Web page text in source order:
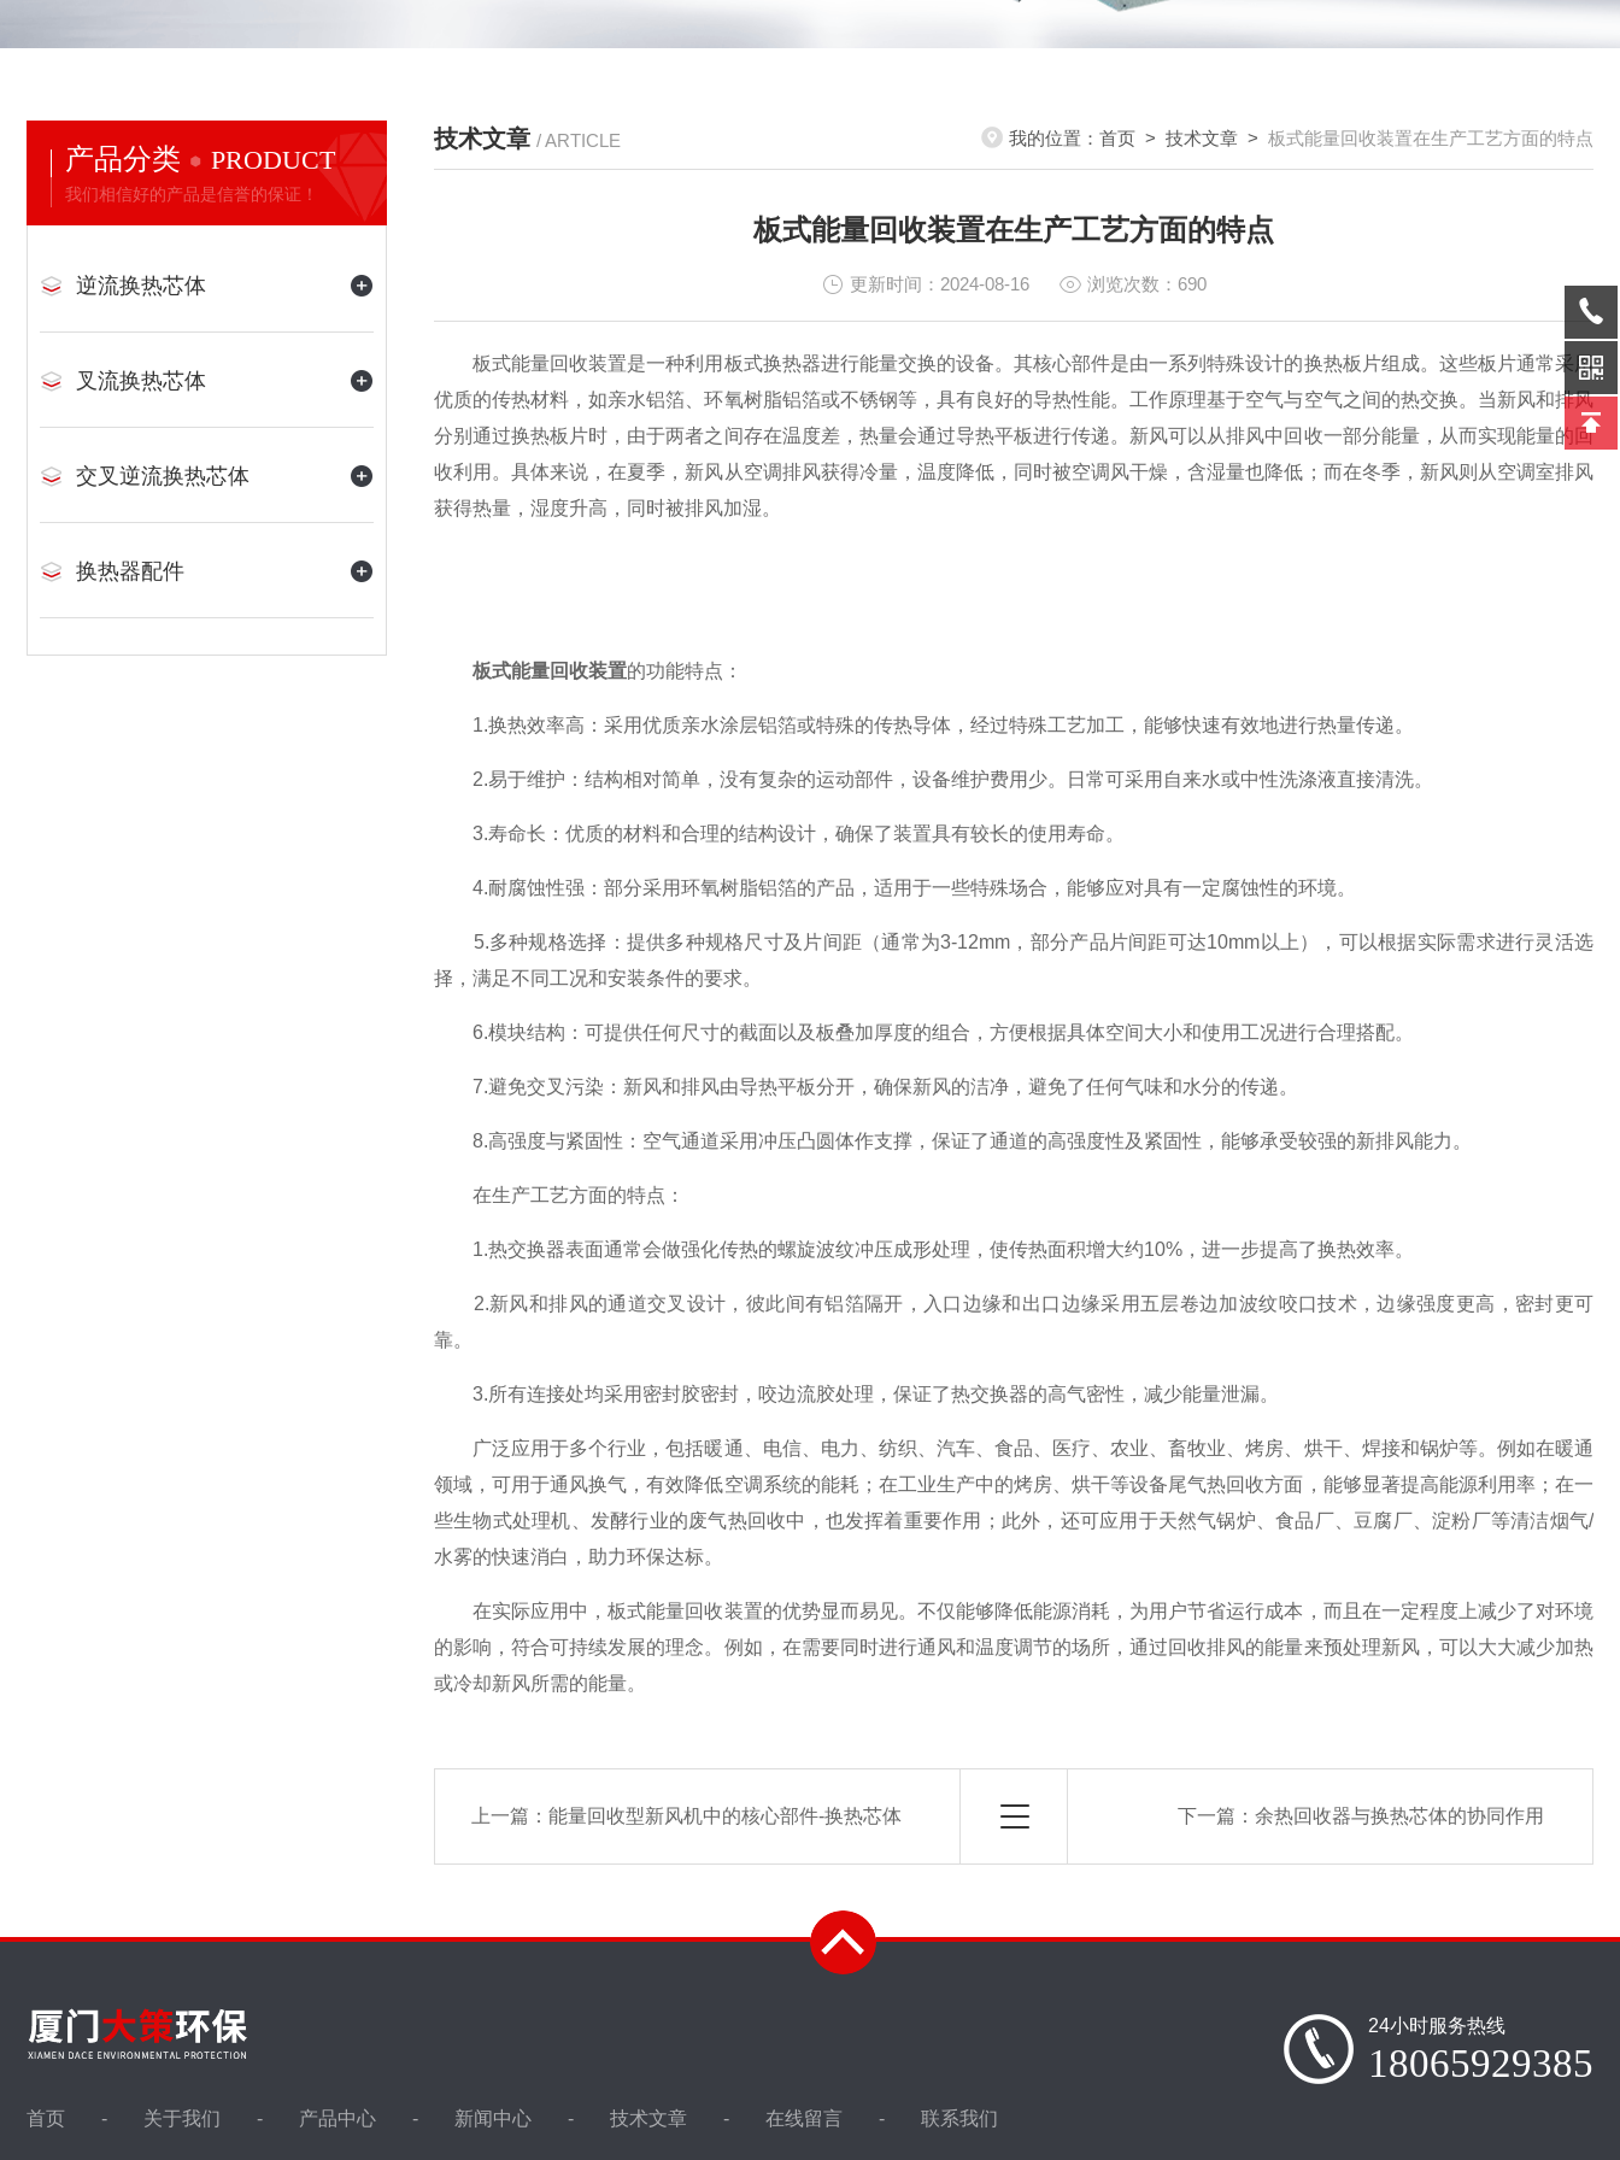
产品分类 PRODUCT
我们相信好的产品是信誉的保证！
逆流换热芯体
叉流换热芯体
交叉逆流换热芯体
换热器配件
技术文章 / ARTICLE 我的位置： 首页 > 技术文章 > 板式能量回收装置在生产工艺方面的特点
板式能量回收装置在生产工艺方面的特点
更新时间：2024-08-16 浏览次数：690
板式能量回收装置是一种利用板式换热器进行能量交换的设备。其核心部件是由一系列特殊设计的换热板片组成。这些板片通常采用
优质的传热材料，如亲水铝箔、环氧树脂铝箔或不锈钢等，具有良好的导热性能。工作原理基于空气与空气之间的热交换。当新风和排风
分别通过换热板片时，由于两者之间存在温度差，热量会通过导热平板进行传递。新风可以从排风中回收一部分能量，从而实现能量的回
收利用。具体来说，在夏季，新风从空调排风获得冷量，温度降低，同时被空调风干燥，含湿量也降低；而在冬季，新风则从空调室排风
获得热量，湿度升高，同时被排风加湿。
板式能量回收装置的功能特点：
1.换热效率高：采用优质亲水涂层铝箔或特殊的传热导体，经过特殊工艺加工，能够快速有效地进行热量传递。
2.易于维护：结构相对简单，没有复杂的运动部件，设备维护费用少。日常可采用自来水或中性洗涤液直接清洗。
3.寿命长：优质的材料和合理的结构设计，确保了装置具有较长的使用寿命。
4.耐腐蚀性强：部分采用环氧树脂铝箔的产品，适用于一些特殊场合，能够应对具有一定腐蚀性的环境。
5.多种规格选择：提供多种规格尺寸及片间距（通常为3-12mm，部分产品片间距可达10mm以上），可以根据实际需求进行灵活选
择，满足不同工况和安装条件的要求。
6.模块结构：可提供任何尺寸的截面以及板叠加厚度的组合，方便根据具体空间大小和使用工况进行合理搭配。
7.避免交叉污染：新风和排风由导热平板分开，确保新风的洁净，避免了任何气味和水分的传递。
8.高强度与紧固性：空气通道采用冲压凸圆体作支撑，保证了通道的高强度性及紧固性，能够承受较强的新排风能力。
在生产工艺方面的特点：
1.热交换器表面通常会做强化传热的螺旋波纹冲压成形处理，使传热面积增大约10%，进一步提高了换热效率。
2.新风和排风的通道交叉设计，彼此间有铝箔隔开，入口边缘和出口边缘采用五层卷边加波纹咬口技术，边缘强度更高，密封更可
靠。
3.所有连接处均采用密封胶密封，咬边流胶处理，保证了热交换器的高气密性，减少能量泄漏。
广泛应用于多个行业，包括暖通、电信、电力、纺织、汽车、食品、医疗、农业、畜牧业、烤房、烘干、焊接和锅炉等。例如在暖通
领域，可用于通风换气，有效降低空调系统的能耗；在工业生产中的烤房、烘干等设备尾气热回收方面，能够显著提高能源利用率；在一
些生物式处理机、发酵行业的废气热回收中，也发挥着重要作用；此外，还可应用于天然气锅炉、食品厂、豆腐厂、淀粉厂等清洁烟气/
水雾的快速消白，助力环保达标。
在实际应用中，板式能量回收装置的优势显而易见。不仅能够降低能源消耗，为用户节省运行成本，而且在一定程度上减少了对环境
的影响，符合可持续发展的理念。例如，在需要同时进行通风和温度调节的场所，通过回收排风的能量来预处理新风，可以大大减少加热
或冷却新风所需的能量。
上一篇： 能量回收型新风机中的核心部件-换热芯体 下一篇： 余热回收器与换热芯体的协同作用
首页 关于我们 产品中心 新闻中心 技术文章 在线留言 联系我们
24小时服务热线
18065929385